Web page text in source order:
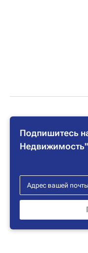
Подпишитесь
Недвижимость"